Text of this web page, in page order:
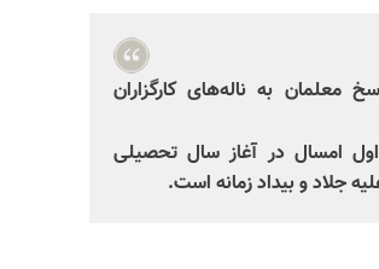
معلمان به ناله‌های کارگزاران
امسال در آغاز سال تحصیلی
جلاد و بیداد زمانه است.